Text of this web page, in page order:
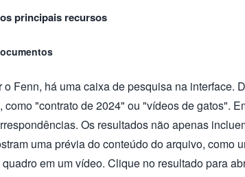
principais recursos
o Fenn, há uma caixa de pesquisa na interface.
como "contrato de 2024" ou "vídeos de gatos".
Os resultados não apenas
uma prévia do conteúdo do arquivo, como
em um vídeo. Clique no resultado para